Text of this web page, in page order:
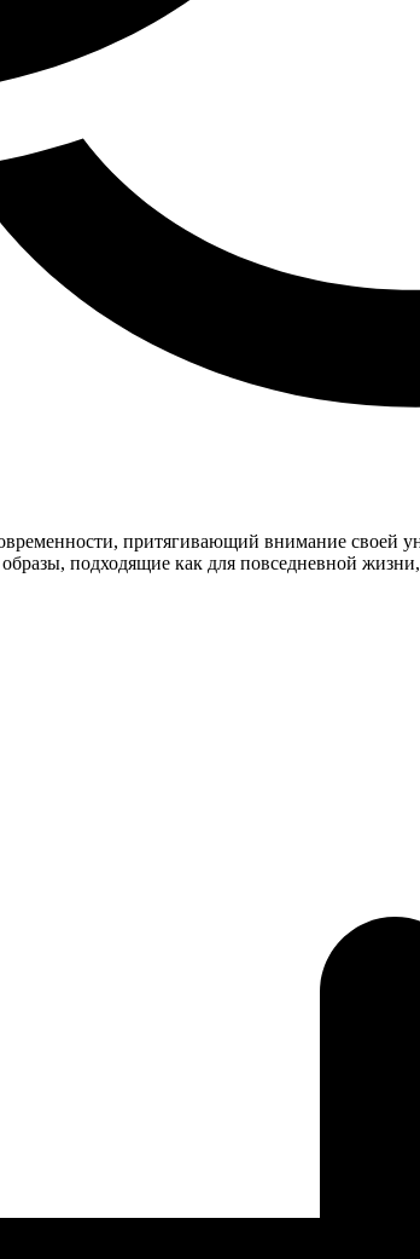
притягивающий внимание своей
подходящие как для повседневной